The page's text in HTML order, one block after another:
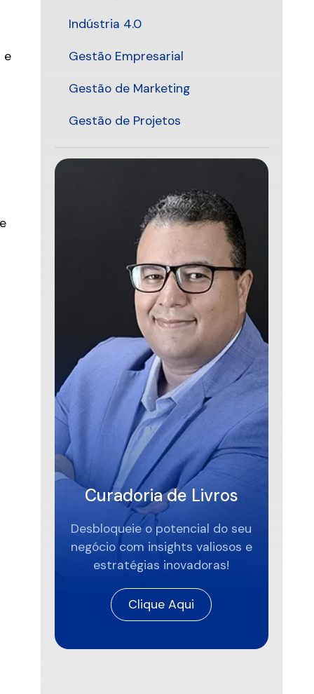
e
Indústria 4.0
Gestão Empresarial
Gestão de Marketing
Gestão de Projetos
Curadoria de Livros
Desbloqueie o potencial do seu
negócio com insights valiosos e
estratégias inovadoras!
Clique Aqui